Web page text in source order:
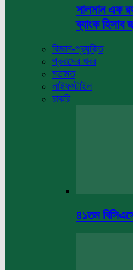
সালমান এফ
ব্যাংক হিসাব
বিজ্ঞান-প্রযুক্তি
প্রবাসের খবর
মতামত
লাইফস্টাইল
চাকরি
৪১তম